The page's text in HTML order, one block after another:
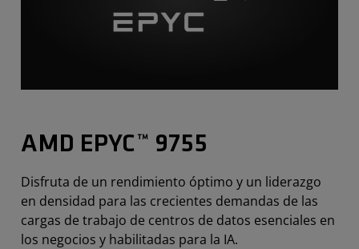
AMD EPYC™ 9755
Disfruta de un rendimiento óptimo y un liderazgo
en densidad para las crecientes demandas de las
cargas de trabajo de centros de datos esenciales en
los negocios y habilitadas para la IA.